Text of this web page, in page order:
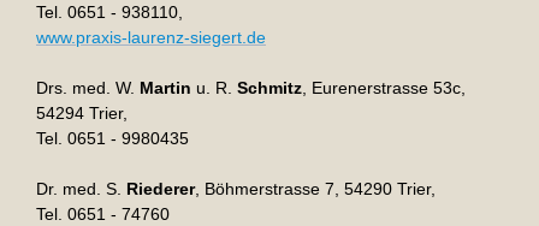
Tel. 0651 - 938110,
www.praxis-laurenz-siegert.de
Drs. med. W. Martin u. R. Schmitz, Eurenerstrasse 53c,
54294 Trier,
Tel. 0651 - 9980435
Dr. med. S. Riederer, Böhmerstrasse 7, 54290 Trier,
Tel. 0651 - 74760